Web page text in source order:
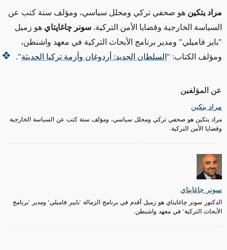
عن المؤلفين
مراد يتكين
مراد يتكين هو صحفي تركي ومحلل سياسي، ومؤلف ستة كتب عن السياسة الخارجية
وقضايا الأمن التركية.
سونر چاغاپتاي
الدكتور سونر چاغاپتاي هو زميل أقدم في برنامج الزمالة "بايير فاميلي" ومدير "برنامج
الأبحاث التركية" في معهد واشنطن.
مراد يتكين هو صحفي تركي ومحلل سياسي، ومؤلف ستة كتب عن
السياسة الخارجية وقضايا الأمن التركية. سونر چاغاپتاي هو زميل
"باير فاميلي" ومدير برنامج الأبحاث التركية في معهد واشنطن،
ومؤلف الكتاب: " السلطان الجديد: أردوغان وأزمة تركيا الحديثة".